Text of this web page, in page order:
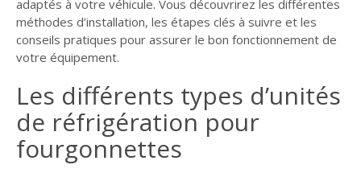
adaptés à votre véhicule. Vous découvrirez les différentes
méthodes d’installation, les étapes clés à suivre et les
conseils pratiques pour assurer le bon fonctionnement de
votre équipement.
Les différents types d’unités
de réfrigération pour
fourgonnettes